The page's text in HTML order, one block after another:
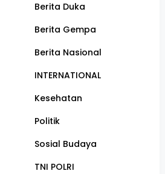
Berita Duka
Berita Gempa
Berita Nasional
INTERNATIONAL
Kesehatan
Politik
Sosial Budaya
TNI POLRI